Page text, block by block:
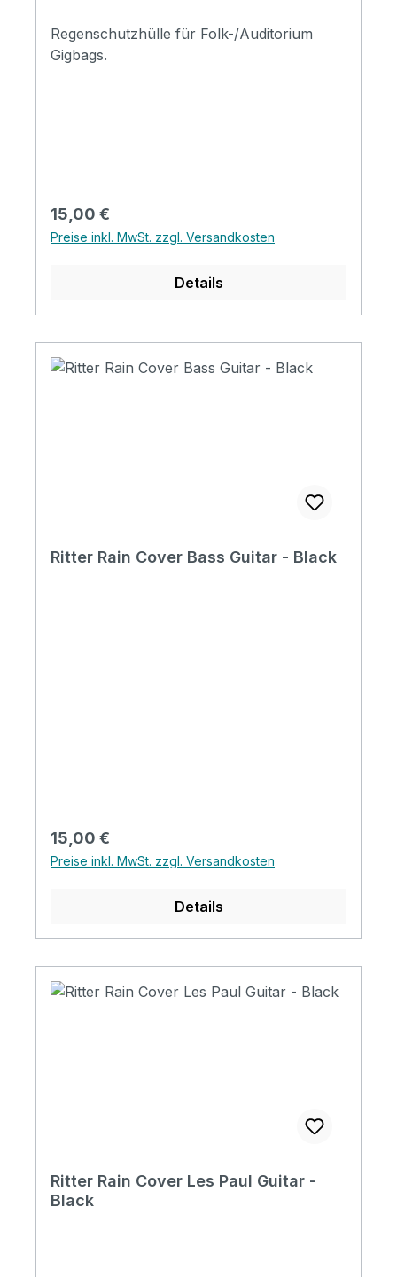
Regenschutzhülle für Folk-/Auditorium
Gigbags.
Regulärer Preis:
15,00 €
Preise inkl. MwSt. zzgl. Versandkosten
Details
Ritter Rain Cover Bass Guitar - Black
Regulärer Preis:
15,00 €
Preise inkl. MwSt. zzgl. Versandkosten
Details
Ritter Rain Cover Les Paul Guitar -
Black